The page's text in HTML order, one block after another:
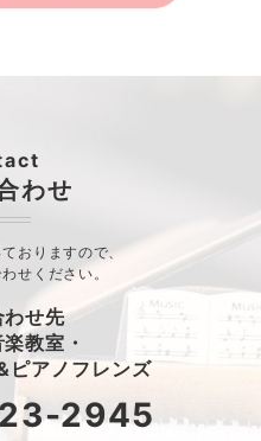
わせ
おりますので、
せください。
わせ先
教室・
ピアノフレンズ
2945